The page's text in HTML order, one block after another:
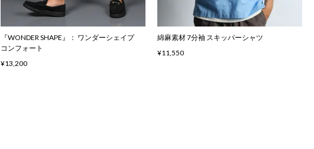
『WONDER SHAPE』： ワンダーシェイプ
コンフォート
¥13,200
綿麻素材 7分袖 スキッパーシャツ
¥11,550